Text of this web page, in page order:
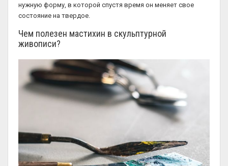
нужную форму, в которой спустя время он меняет свое
состояние на твердое.
Чем полезен мастихин в скульптурной
живописи?